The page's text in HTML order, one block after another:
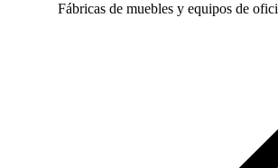
Fábricas de muebles y equipos de